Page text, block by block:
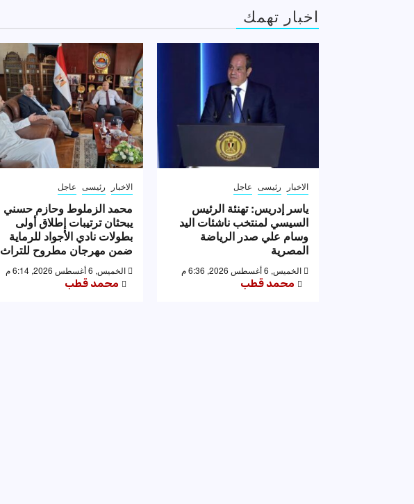
اخبار تهمك
الاخبار رئيسى عاجل
ياسر إدريس: تهنئة الرئيس
السيسي لمنتخب ناشئات اليد
وسام علي صدر الرياضة
المصرية
الخميس, 6 أغسطس 2026, 6:36 م
محمد قطب
الاخبار رئيسى عاجل
محمد الزملوط وحازم حسني
يبحثان ترتيبات إطلاق أولى
بطولات نادي الأجواد للرماية
ضمن مهرجان مطروح للتراث
الخميس, 6 أغسطس 2026, 6:14 م
محمد قطب